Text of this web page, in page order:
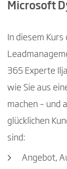
Microsoft
In diesem
365 Experte
wie Sie aus
machen – und
glücklichen
sind:
Angebot,